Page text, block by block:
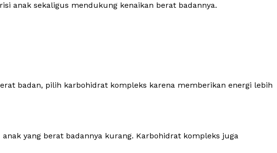
anak sekaligus mendukung kenaikan berat badannya.
badan, pilih karbohidrat kompleks karena memberikan energi lebih
yang berat badannya kurang. Karbohidrat kompleks juga